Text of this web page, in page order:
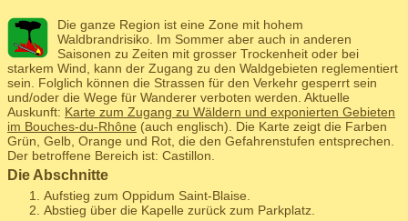
Die ganze Region ist eine Zone mit hohem
Waldbrandrisiko. Im Sommer aber auch in anderen
Saisonen zu Zeiten mit grosser Trockenheit oder bei
starkem Wind, kann der Zugang zu den Waldgebieten reglementiert
sein. Folglich können die Strassen für den Verkehr gesperrt sein
und/oder die Wege für Wanderer verboten werden. Aktuelle
Auskunft: Karte zum Zugang zu Wäldern und exponierten Gebieten
im Bouches-du-Rhône (auch englisch). Die Karte zeigt die Farben
Grün, Gelb, Orange und Rot, die den Gefahrenstufen entsprechen.
Der betroffene Bereich ist: Castillon.
Die Abschnitte
Aufstieg zum Oppidum Saint-Blaise.
Abstieg über die Kapelle zurück zum Parkplatz.